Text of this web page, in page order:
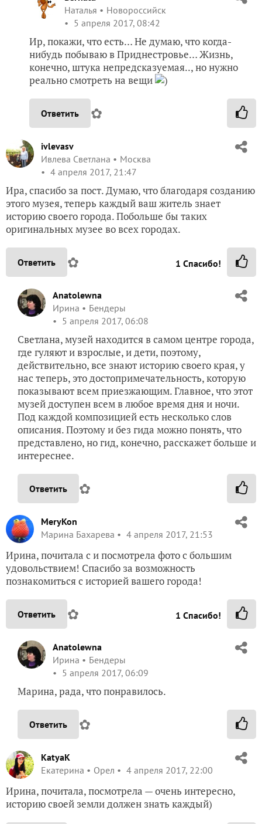
Наталья
Новороссийск
5 апреля 2017, 08:42
Ир, покажи, что есть… Не думаю, что когда-
нибудь побываю в Приднестровье… Жизнь,
конечно, штука непредсказуемая.., но нужно
реально смотреть на вещи
)
Ответить ✿
ivlevasv
Ивлева Светлана
Москва
4 апреля 2017, 21:47
Ира, спасибо за пост. Думаю, что благодаря созданию
этого музея, теперь каждый ваш житель знает
историю своего города. Побольше бы таких
оригинальных музее во всех городах.
Ответить ✿ 1 Спасибо!
Anatolewna
Ирина
Бендеры
5 апреля 2017, 06:08
Светлана, музей находится в самом центре города,
где гуляют и взрослые, и дети, поэтому,
действительно, все знают историю своего края, у
нас теперь, это достопримечательность, которую
показывают всем приезжающим. Главное, что этот
музей доступен всем в любое время дня и ночи.
Под каждой композицией есть несколько слов
описания. Поэтому и без гида можно понять, что
представлено, но гид, конечно, расскажет больше и
интереснее.
Ответить ✿
MeryKon
Марина Бахарева
4 апреля 2017, 21:53
Ирина, почитала с и посмотрела фото с большим
удовольствием! Спасибо за возможность
познакомиться с историей вашего города!
Ответить ✿ 1 Спасибо!
Anatolewna
Ирина
Бендеры
5 апреля 2017, 06:09
Марина, рада, что понравилось.
Ответить ✿
KatyaK
Екатерина
Орел 4 апреля 2017, 22:00
Ирина, почитала, посмотрела — очень интересно,
историю своей земли должен знать каждый)